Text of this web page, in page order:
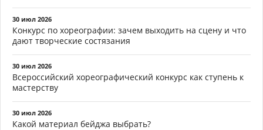
30 июл 2026
Конкурс по хореографии: зачем выходить на сцену и что
дают творческие состязания
30 июл 2026
Всероссийский хореографический конкурс как ступень к
мастерству
30 июл 2026
Какой материал бейджа выбрать?